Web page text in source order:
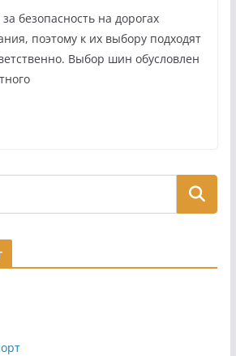
безопасность на дорогах
поэтому к их выбору подходят
Выбор шин обусловлен